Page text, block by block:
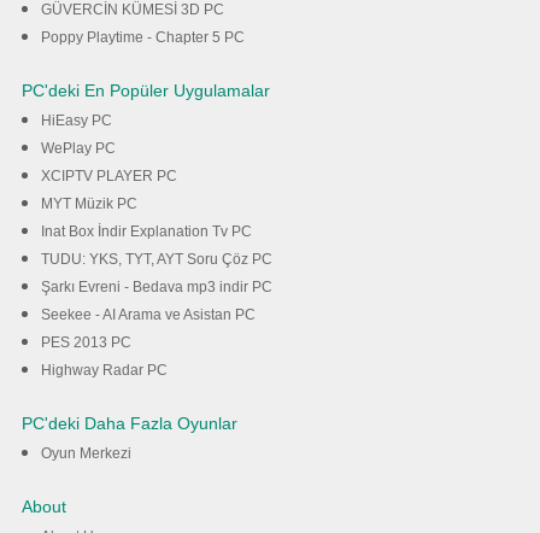
GÜVERCİN KÜMESİ 3D PC
Poppy Playtime - Chapter 5 PC
PC'deki En Popüler Uygulamalar
HiEasy PC
WePlay PC
XCIPTV PLAYER PC
MYT Müzik PC
Inat Box İndir Explanation Tv PC
TUDU: YKS, TYT, AYT Soru Çöz PC
Şarkı Evreni - Bedava mp3 indir PC
Seekee - AI Arama ve Asistan PC
PES 2013 PC
Highway Radar PC
PC'deki Daha Fazla Oyunlar
Oyun Merkezi
About